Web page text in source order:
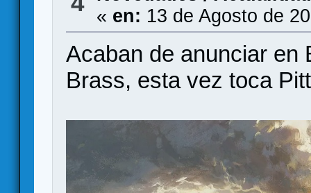
« en: 13 de Agosto de
Acaban de anunciar en
Brass, esta vez toca